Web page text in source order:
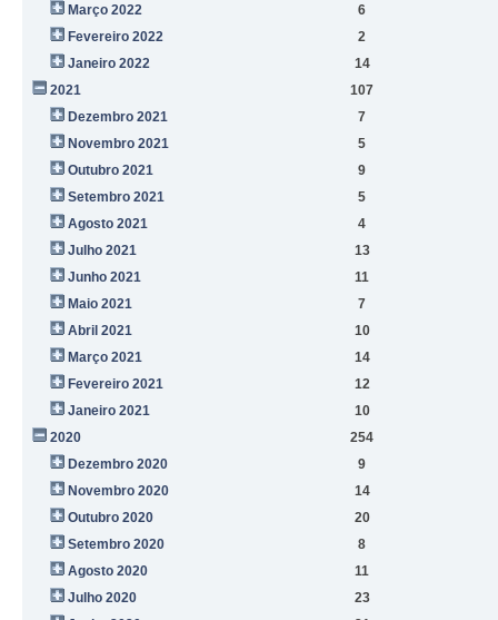
Março 2022
6
Fevereiro 2022
2
Janeiro 2022
14
2021
107
Dezembro 2021
7
Novembro 2021
5
Outubro 2021
9
Setembro 2021
5
Agosto 2021
4
Julho 2021
13
Junho 2021
11
Maio 2021
7
Abril 2021
10
Março 2021
14
Fevereiro 2021
12
Janeiro 2021
10
2020
254
Dezembro 2020
9
Novembro 2020
14
Outubro 2020
20
Setembro 2020
8
Agosto 2020
11
Julho 2020
23